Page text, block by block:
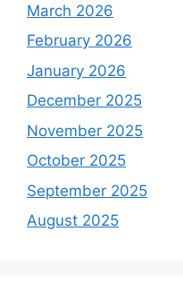
March 2026
February 2026
January 2026
December 2025
November 2025
October 2025
September 2025
August 2025